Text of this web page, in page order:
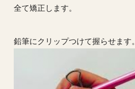
全て矯正します。
鉛筆にクリップつけて握らせます。